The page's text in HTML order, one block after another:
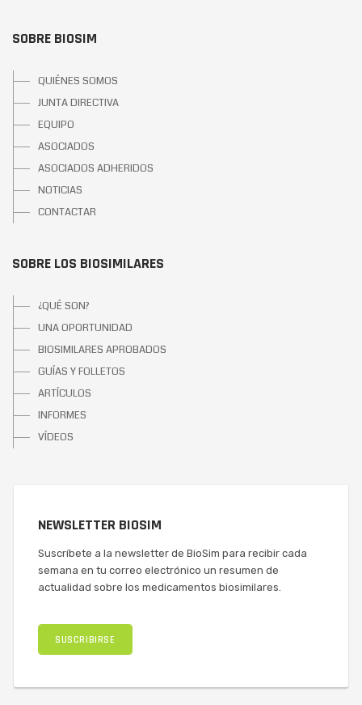
SOBRE BIOSIM
QUIÉNES SOMOS
JUNTA DIRECTIVA
EQUIPO
ASOCIADOS
ASOCIADOS ADHERIDOS
NOTICIAS
CONTACTAR
SOBRE LOS BIOSIMILARES
¿QUÉ SON?
UNA OPORTUNIDAD
BIOSIMILARES APROBADOS
GUÍAS Y FOLLETOS
ARTÍCULOS
INFORMES
VÍDEOS
NEWSLETTER BIOSIM
Suscríbete a la newsletter de BioSim para recibir cada
semana en tu correo electrónico un resumen de
actualidad sobre los medicamentos biosimilares.
SUSCRIBIRSE